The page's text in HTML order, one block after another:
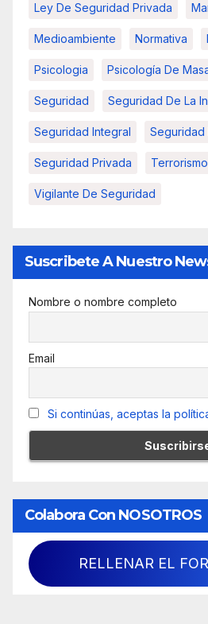
Ley De Seguridad Privada
Medioambiente Normativa
Psicologia Psicología De
Seguridad Seguridad De La
Seguridad Integral Seguridad
Seguridad Privada Terrorismo
Vigilante De Seguridad
Suscribete A Nuestro
Nombre o nombre completo
Email
Si continúas, aceptas la
Colabora Con NOSOTROS
RELLENAR EL